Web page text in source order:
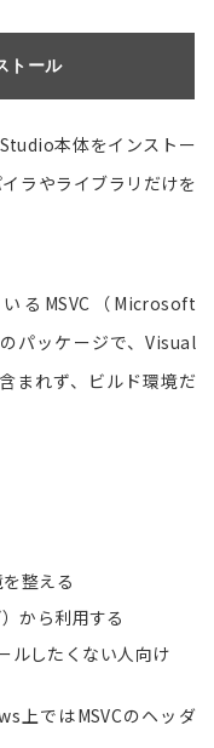
トール
本体をインストー
ラやライブラリだけを
るMSVC（Microsoft
パッケージで、Visual
まれず、ビルド環境だ
整える
から利用する
ルしたくない人向け
上ではMSVCのヘッダ